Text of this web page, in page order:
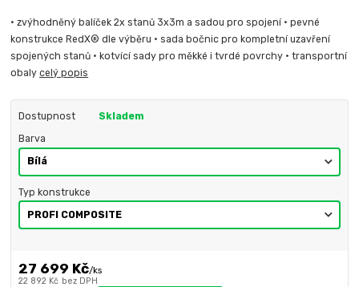
• zvýhodněný balíček 2x stanů 3x3m a sadou pro spojení • pevné
konstrukce RedX® dle výběru • sada bočnic pro kompletní uzavření
spojených stanů • kotvící sady pro měkké i tvrdé povrchy • transportní
obalycelý popis
Dostupnost Skladem
Barva
Typ konstrukce
27 699 Kč/ks
22 892 Kč bez DPH